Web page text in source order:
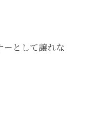
ーとして譲れな